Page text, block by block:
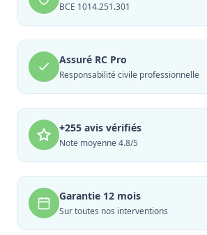
BCE 1014.251.301
Assuré RC Pro
Responsabilité civile professionnelle
+255 avis vérifiés
Note moyenne 4.8/5
Garantie 12 mois
Sur toutes nos interventions